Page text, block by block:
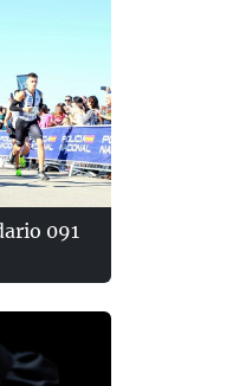
091